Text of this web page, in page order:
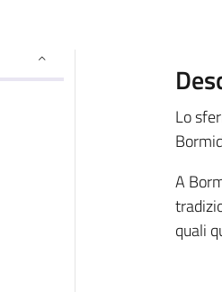
Lo
A
quali